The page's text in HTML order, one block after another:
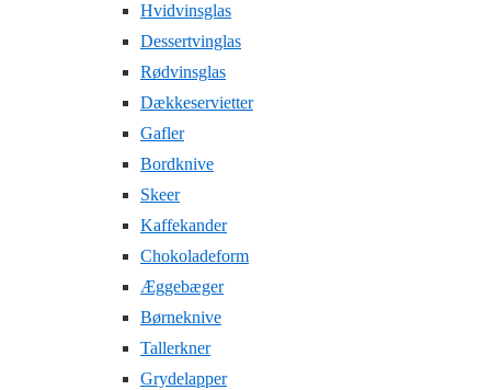
Hvidvinsglas
Dessertvinglas
Rødvinsglas
Dækkeservietter
Gafler
Bordknive
Skeer
Kaffekander
Chokoladeform
Æggebæger
Børneknive
Tallerkner
Grydelapper